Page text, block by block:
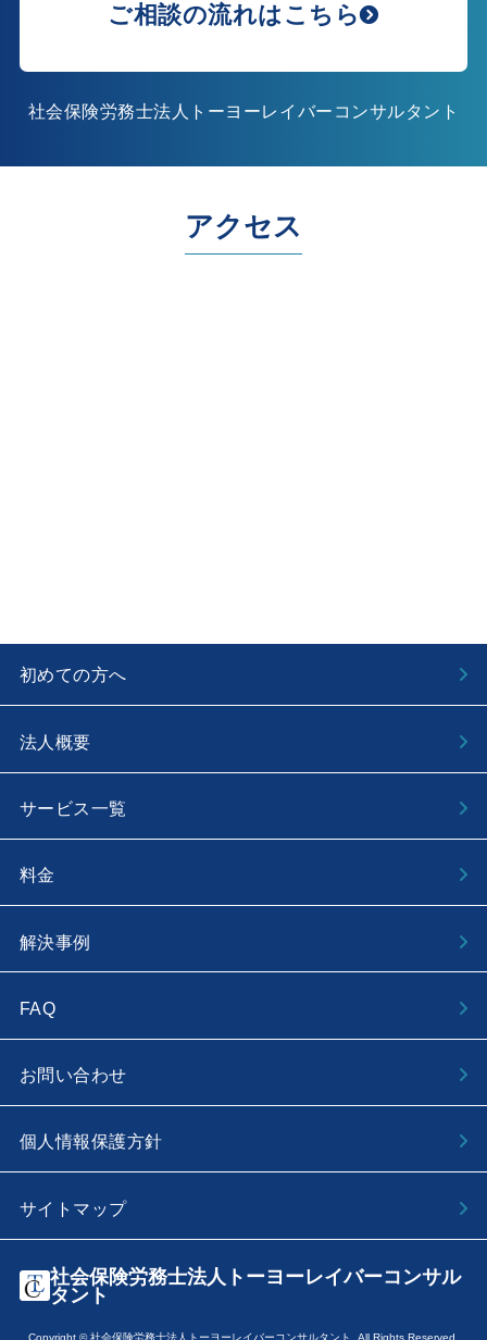
ご相談の流れはこちら
社会保険労務士法人トーヨーレイバーコンサルタント
アクセス
社会保険労務士法人トーヨーレイバーコンサル
タント
初めての方へ
法人概要
サービス一覧
料金
解決事例
FAQ
お問い合わせ
個人情報保護方針
サイトマップ
Copyright © 社会保険労務士法人トーヨーレイバーコンサルタント. All Rights Reserved.